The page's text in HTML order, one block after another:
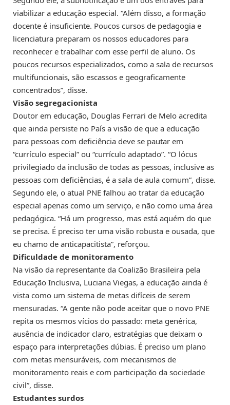
viabilizar a educação especial. “Além disso, a formação
docente é insuficiente. Poucos cursos de pedagogia e
licenciatura preparam os nossos educadores para
reconhecer e trabalhar com esse perfil de aluno. Os
poucos recursos especializados, como a sala de recursos
multifuncionais, são escassos e geograficamente
concentrados”, disse.
Visão segregacionista
Doutor em educação, Douglas Ferrari de Melo acredita
que ainda persiste no País a visão de que a educação
para pessoas com deficiência deve se pautar em
“currículo especial” ou “currículo adaptado”. “O lócus
privilegiado da inclusão de todas as pessoas, inclusive as
pessoas com deficiências, é a sala de aula comum”, disse.
Segundo ele, o atual PNE falhou ao tratar da educação
especial apenas como um serviço, e não como uma área
pedagógica. “Há um progresso, mas está aquém do que
se precisa. É preciso ter uma visão robusta e ousada, que
eu chamo de anticapacitista”, reforçou.
Dificuldade de monitoramento
Na visão da representante da Coalizão Brasileira pela
Educação Inclusiva, Luciana Viegas, a educação ainda é
vista como um sistema de metas difíceis de serem
mensuradas. “A gente não pode aceitar que o novo PNE
repita os mesmos vícios do passado: meta genérica,
ausência de indicador claro, estratégias que deixam o
espaço para interpretações dúbias. É preciso um plano
com metas mensuráveis, com mecanismos de
monitoramento reais e com participação da sociedade
civil”, disse.
Estudantes surdos